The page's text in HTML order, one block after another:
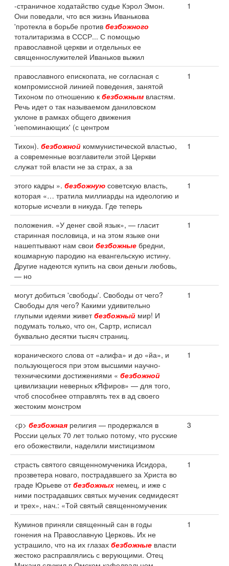
-страничное ходатайство судье Кэрол Эмон.
Они поведали, что вся жизнь Иванькова
'протекла в борьбе против безбожного
тоталитаризма в СССР... С помощью
православной церкви и отдельных ее
священнослужителей Иваньков выжил
1
православного епископата, не согласная с
компромиссной линией поведения, занятой
Тихоном по отношению к безбожным властям.
Речь идет о так называемом даниловском
уклоне в рамках общего движения
'непоминающих' (с центром
1
Тихон). безбожной коммунистической властью,
а современные возглавители этой Церкви
служат той власти не за страх, а за
1
этого кадры ». безбожную советскую власть,
которая «… тратила миллиарды на идеологию и
которые исчезли в никуда. Где теперь
1
положения. «У денег свой язык», — гласит
старинная пословица, и на этом языке они
нашептывают нам свои безбожные бредни,
кошмарную пародию на евангельскую истину.
Другие надеются купить на свои деньги любовь,
— но
1
могут добиться 'свободы'. Свободы от чего?
Свободы для чего? Какими удивительно
глупыми идеями живетбезбожный мир! И
подумать только, что он, Сартр, исписал
буквально десятки тысяч страниц.
1
коранического слова от «алифа» и до «йа», и
пользующегося при этом высшими научно-
техническими достижениями « безбожной
цивилизации неверных кЯфиров» — для того,
чтоб способнее отправлять тех в ад своего
жестоким монстром
1
<p> безбожная религия — продержался в
России целых 70 лет только потому, что русские
его обожествили, наделили мистицизмом
3
страсть святого священномученика Исидора,
прозветера новаго, пострадавшего за Христа во
граде Юрьеве отбезбожных немец, и иже с
ними пострадавших святых мученик седмидесят
и трех», нач.: «Той святый священномученик
1
Куминов приняли священный сан в годы
гонения на Православную Церковь. Их не
устрашило, что на их глазах безбожные власти
жестоко расправлялись с верующими. Отец
1